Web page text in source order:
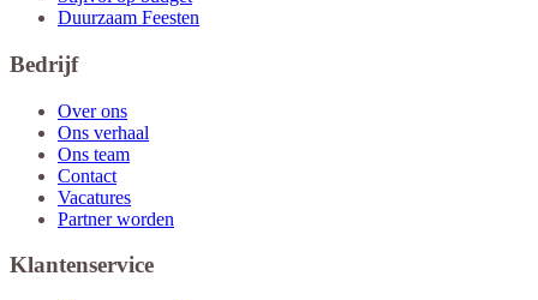
Duurzaam Feesten
Bedrijf
Over ons
Ons verhaal
Ons team
Contact
Vacatures
Partner worden
Klantenservice